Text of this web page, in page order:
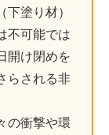
塗り材）
不可能では
開け閉めを
らされる非
の衝撃や環